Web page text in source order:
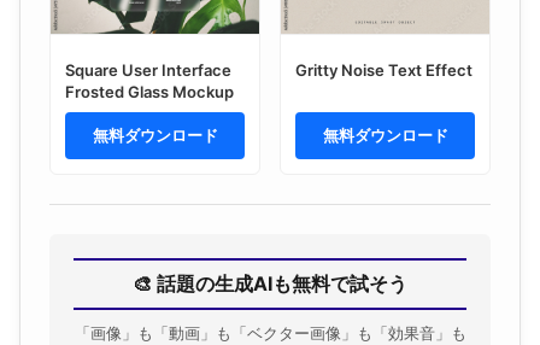
Square User Interface
Frosted Glass Mockup
無料ダウンロード
Gritty Noise Text Effect
無料ダウンロード
🎨 話題の生成AIも無料で試そう
「画像」も「動画」も「ベクター画像」も「効果音」も